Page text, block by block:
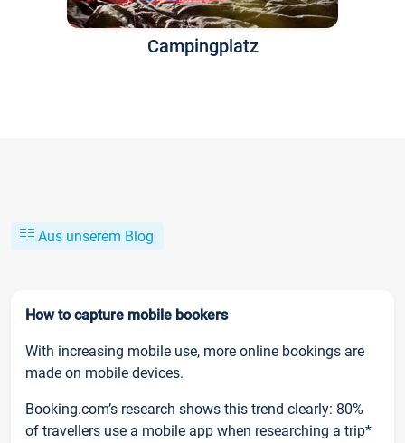
Campingplatz
Aus unserem Blog
How to capture mobile bookers
With increasing mobile use, more online bookings are
made on mobile devices.
Booking.com’s research shows this trend clearly: 80%
of travellers use a mobile app when researching a trip*